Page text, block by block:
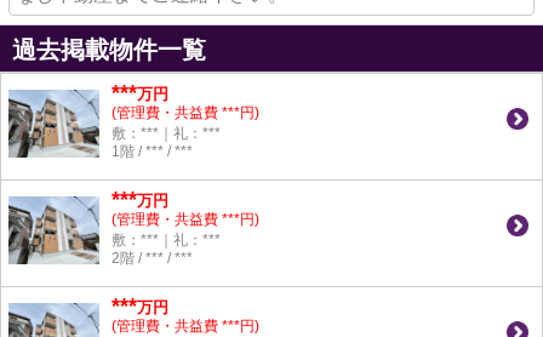
過去掲載物件一覧
***万円
(管理費・共益費 ***円)
敷：***｜礼：***
1階 / *** / ***
***万円
(管理費・共益費 ***円)
敷：***｜礼：***
2階 / *** / ***
***万円
(管理費・共益費 ***円)